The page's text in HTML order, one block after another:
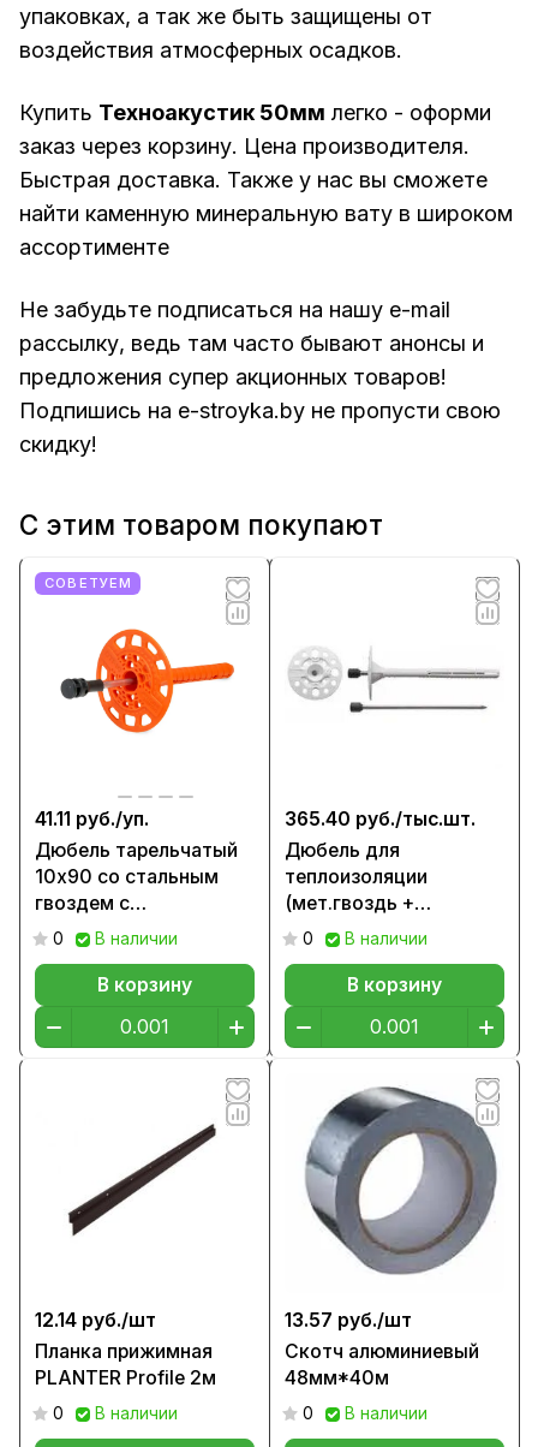
упаковках, а так же быть защищены от
воздействия атмосферных осадков.
Купить Техноакустик 50мм легко - оформи
заказ через корзину. Цена производителя.
Быстрая доставка. Также у нас вы сможете
найти каменную минеральную вату в широком
ассортименте
Не забудьте подписаться на нашу e-mail
рассылку, ведь там часто бывают анонсы и
предложения супер акционных товаров!
Подпишись на e-stroyka.by не пропусти свою
скидку!
С этим товаром покупают
СОВЕТУЕМ
41.11 руб./уп.
Дюбель тарельчатый
10х90 со стальным
гвоздем с
термоголовкой
0 В наличии
В корзину
365.40 руб./тыс.шт.
Дюбель для
теплоизоляции
(мет.гвоздь +
заглушка), 90мм
0 В наличии
В корзину
12.14 руб./шт
Планка прижимная
PLANTER Profile 2м
0 В наличии
13.57 руб./шт
Скотч алюминиевый
48мм*40м
0 В наличии